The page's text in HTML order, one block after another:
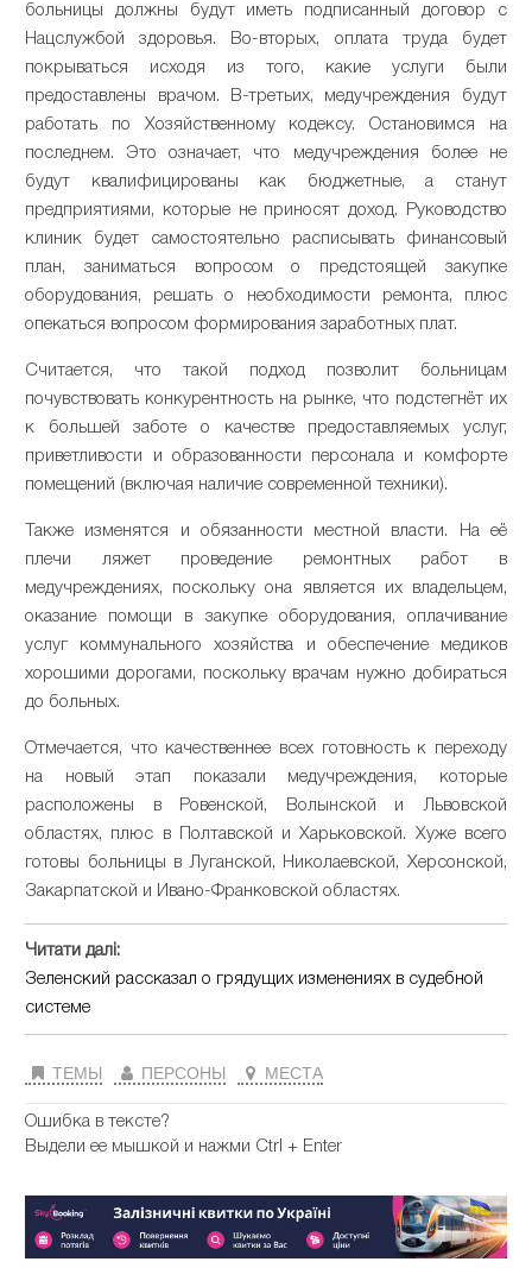
больницы должны будут иметь подписанный договор с
Нацслужбой здоровья. Во-вторых, оплата труда будет
покрываться исходя из того, какие услуги были
предоставлены врачом. В-третьих, медучреждения будут
работать по Хозяйственному кодексу. Остановимся на
последнем. Это означает, что медучреждения более не
будут квалифицированы как бюджетные, а станут
предприятиями, которые не приносят доход. Руководство
клиник будет самостоятельно расписывать финансовый
план, заниматься вопросом о предстоящей закупке
оборудования, решать о необходимости ремонта, плюс
опекаться вопросом формирования заработных плат.
Считается, что такой подход позволит больницам
почувствовать конкурентность на рынке, что подстегнёт их
к большей заботе о качестве предоставляемых услуг,
приветливости и образованности персонала и комфорте
помещений (включая наличие современной техники).
Также изменятся и обязанности местной власти. На её
плечи ляжет проведение ремонтных работ в
медучреждениях, поскольку она является их владельцем,
оказание помощи в закупке оборудования, оплачивание
услуг коммунального хозяйства и обеспечение медиков
хорошими дорогами, поскольку врачам нужно добираться
до больных.
Отмечается, что качественнее всех готовность к переходу
на новый этап показали медучреждения, которые
расположены в Ровенской, Волынской и Львовской
областях, плюс в Полтавской и Харьковской. Хуже всего
готовы больницы в Луганской, Николаевской, Херсонской,
Закарпатской и Ивано-Франковской областях.
Читати далі:
Зеленский рассказал о грядущих изменениях в судебной
системе
ТЕМЫ ПЕРСОНЫ МЕСТА
Ошибка в тексте?
Выдели ее мышкой и нажми Ctrl + Enter